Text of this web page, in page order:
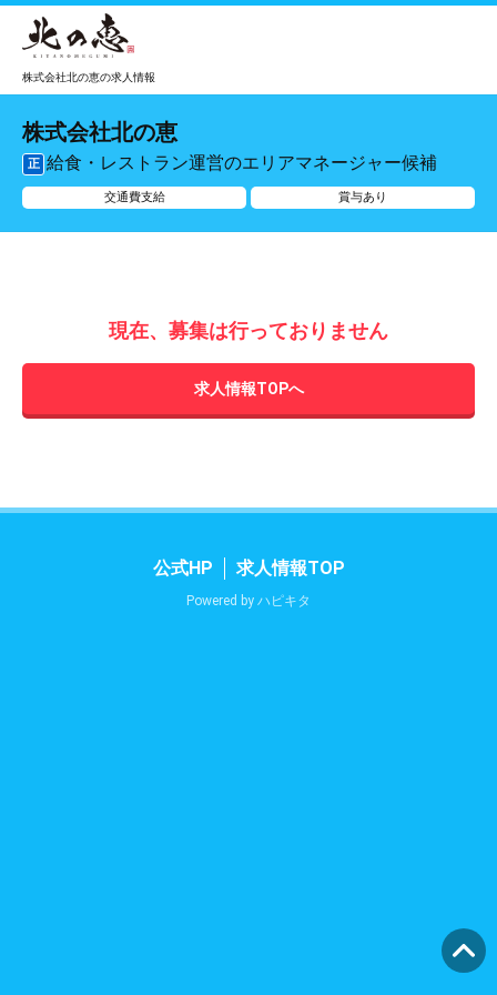
株式会社北の恵の求人情報
株式会社北の恵
正 給食・レストラン運営のエリアマネージャー候補
交通費支給 賞与あり
現在、募集は行っておりません
求人情報TOPへ
公式HP 求人情報TOP
Powered by ハピキタ